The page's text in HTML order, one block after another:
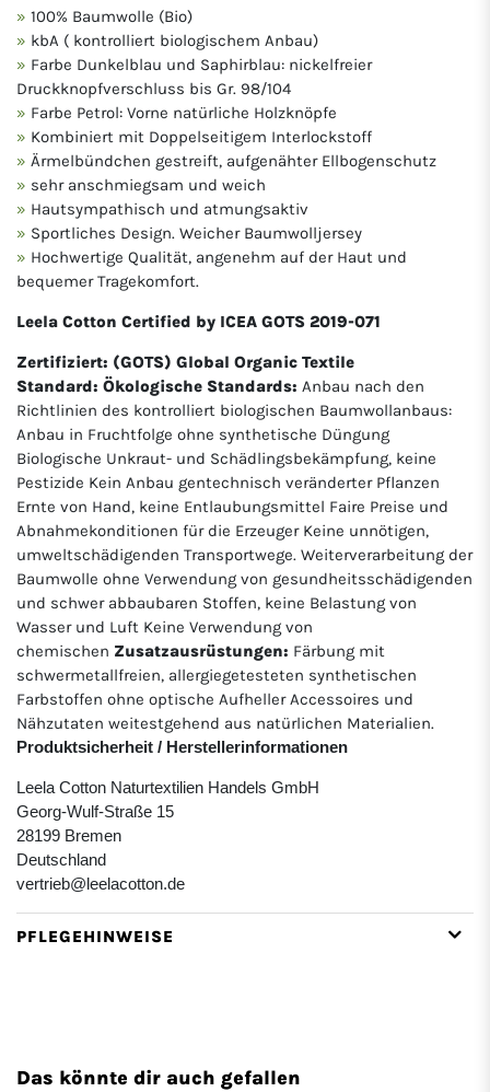
100% Baumwolle (Bio)
kbA ( kontrolliert biologischem Anbau)
Farbe Dunkelblau und Saphirblau: nickelfreier
Druckknopfverschluss bis Gr. 98/104
Farbe Petrol: Vorne natürliche Holzknöpfe
Kombiniert mit Doppelseitigem Interlockstoff
Ärmelbündchen gestreift, aufgenähter Ellbogenschutz
sehr anschmiegsam und weich
Hautsympathisch und atmungsaktiv
Sportliches Design. Weicher Baumwolljersey
Hochwertige Qualität, angenehm auf der Haut und
bequemer Tragekomfort.
Leela Cotton Certified by ICEA GOTS 2019-071
Zertifiziert: (GOTS) Global Organic Textile
Standard: Ökologische Standards: Anbau nach den
Richtlinien des kontrolliert biologischen Baumwollanbaus:
Anbau in Fruchtfolge ohne synthetische Düngung
Biologische Unkraut- und Schädlingsbekämpfung, keine
Pestizide Kein Anbau gentechnisch veränderter Pflanzen
Ernte von Hand, keine Entlaubungsmittel Faire Preise und
Abnahmekonditionen für die Erzeuger Keine unnötigen,
umweltschädigenden Transportwege. Weiterverarbeitung der
Baumwolle ohne Verwendung von gesundheitsschädigenden
und schwer abbaubaren Stoffen, keine Belastung von
Wasser und Luft Keine Verwendung von
chemischen Zusatzausrüstungen: Färbung mit
schwermetallfreien, allergiegetesteten synthetischen
Farbstoffen ohne optische Aufheller Accessoires und
Nähzutaten weitestgehend aus natürlichen Materialien.
Produktsicherheit / Herstellerinformationen
Leela Cotton Naturtextilien Handels GmbH
Georg-Wulf-Straße 15
28199 Bremen
Deutschland
vertrieb@leelacotton.de
PFLEGEHINWEISE
Das könnte dir auch gefallen